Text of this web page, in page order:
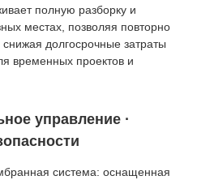
полную разборку и
местах, позволяя повторно
снижая долгосрочные затраты
временных проектов и
управление ·
система: оснащенная